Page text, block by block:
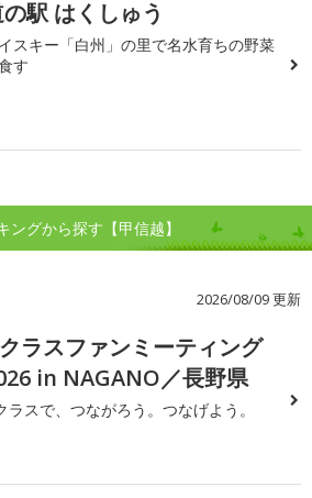
駅 はくしゅう
スキー「白州」の里で名水育ちの野菜
す
ングから探す【甲信越】
2026/08/09 更新
ラスファンミーティング
in NAGANO／長野県
ラスで、つながろう。つなげよう。